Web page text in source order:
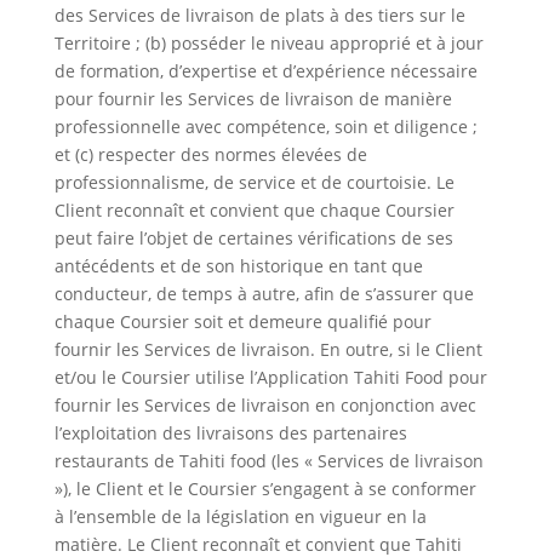
des Services de livraison de plats à des tiers sur le
Territoire ; (b) posséder le niveau approprié et à jour
de formation, d’expertise et d’expérience nécessaire
pour fournir les Services de livraison de manière
professionnelle avec compétence, soin et diligence ;
et (c) respecter des normes élevées de
professionnalisme, de service et de courtoisie. Le
Client reconnaît et convient que chaque Coursier
peut faire l’objet de certaines vérifications de ses
antécédents et de son historique en tant que
conducteur, de temps à autre, afin de s’assurer que
chaque Coursier soit et demeure qualifié pour
fournir les Services de livraison. En outre, si le Client
et/ou le Coursier utilise l’Application Tahiti Food pour
fournir les Services de livraison en conjonction avec
l’exploitation des livraisons des partenaires
restaurants de Tahiti food (les « Services de livraison
»), le Client et le Coursier s’engagent à se conformer
à l’ensemble de la législation en vigueur en la
matière. Le Client reconnaît et convient que Tahiti